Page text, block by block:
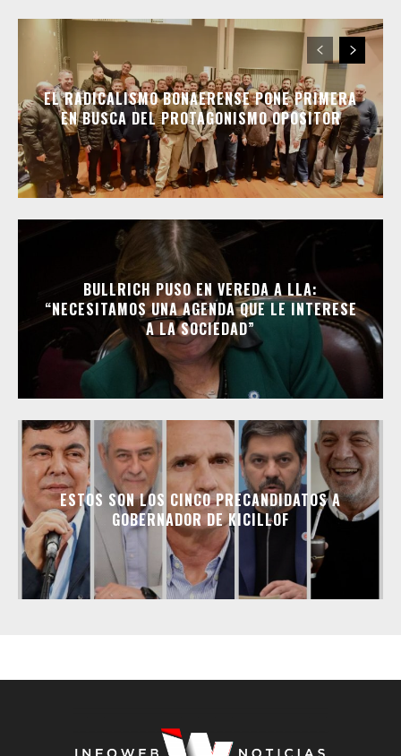
EL RADICALISMO BONAERENSE PONE PRIMERA
EN BUSCA DEL PROTAGONISMO OPOSITOR
BULLRICH PUSO EN VEREDA A LLA:
“NECESITAMOS UNA AGENDA QUE LE INTERESE
A LA SOCIEDAD”
ESTOS SON LOS CINCO PRECANDIDATOS A
GOBERNADOR DE KICILLOF